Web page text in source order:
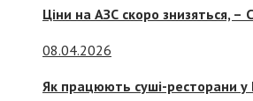
Ціни на АЗС скоро знизяться, –
08.04.2026
Як працюють суші-ресторани у